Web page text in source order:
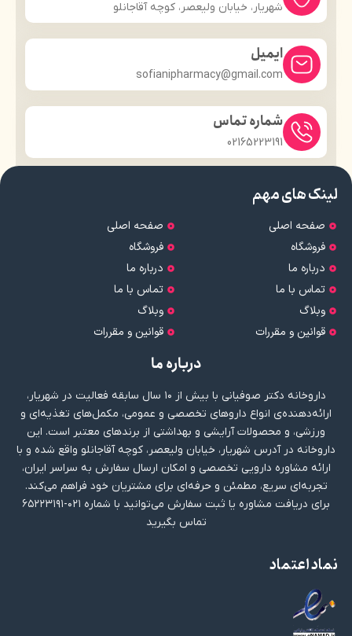
شهریار، خیابان ولیعصر، کوچه آقاجانلو
ایمیل
sofianipharmacy@gmail.com
شماره تماس
02165223191
لینک های مهم
صفحه اصلی
فروشگاه
درباره ما
تماس با ما
وبلاگ
قوانین و مقررات
صفحه اصلی
فروشگاه
درباره ما
تماس با ما
وبلاگ
قوانین و مقررات
درباره ما
داروخانه دکتر صوفیانی با بیش از ۱۰ سال سابقه فعالیت در شهریار،
ارائه‌دهنده‌ی انواع داروهای تخصصی و عمومی، مکمل‌های تغذیه‌ای و
ورزشی، و محصولات آرایشی و بهداشتی از برندهای معتبر است. این
داروخانه در آدرس شهریار، خیابان ولیعصر، کوچه آقاجانلو واقع شده و با
ارائه مشاوره دارویی تخصصی و امکان ارسال سفارش به سراسر ایران،
تجربه‌ای سریع، مطمئن و حرفه‌ای برای مشتریان خود فراهم می‌کند.
برای دریافت مشاوره یا ثبت سفارش می‌توانید با شماره ۰۲۱-۶۵۲۲۳۱۹۱
تماس بگیرید
نماد اعتماد